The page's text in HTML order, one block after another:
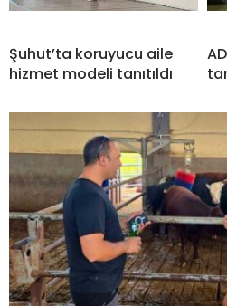
Şuhut’ta koruyucu aile
hizmet modeli tanıtıldı